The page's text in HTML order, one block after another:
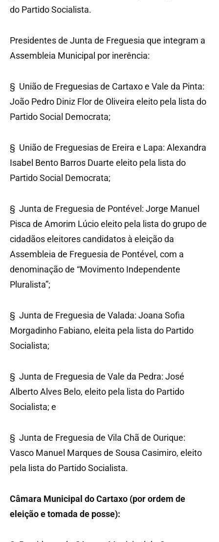
do Partido Socialista.
Presidentes de Junta de Freguesia que integram a
Assembleia Municipal por inerência:
§ União de Freguesias de Cartaxo e Vale da Pinta:
João Pedro Diniz Flor de Oliveira eleito pela lista do
Partido Social Democrata;
§ União de Freguesias de Ereira e Lapa: Alexandra
Isabel Bento Barros Duarte eleito pela lista do
Partido Social Democrata;
§ Junta de Freguesia de Pontével: Jorge Manuel
Pisca de Amorim Lúcio eleito pela lista do grupo de
cidadãos eleitores candidatos à eleição da
Assembleia de Freguesia de Pontével, com a
denominação de “Movimento Independente
Pluralista”;
§ Junta de Freguesia de Valada: Joana Sofia
Morgadinho Fabiano, eleita pela lista do Partido
Socialista;
§ Junta de Freguesia de Vale da Pedra: José
Alberto Alves Belo, eleito pela lista do Partido
Socialista; e
§ Junta de Freguesia de Vila Chã de Ourique:
Vasco Manuel Marques de Sousa Casimiro, eleito
pela lista do Partido Socialista.
Câmara Municipal do Cartaxo (por ordem de
eleição e tomada de posse):